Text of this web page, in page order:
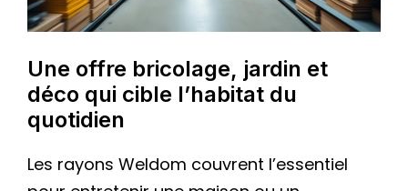
Une offre bricolage, jardin et
déco qui cible l’habitat du
quotidien
Les rayons Weldom couvrent l’essentiel